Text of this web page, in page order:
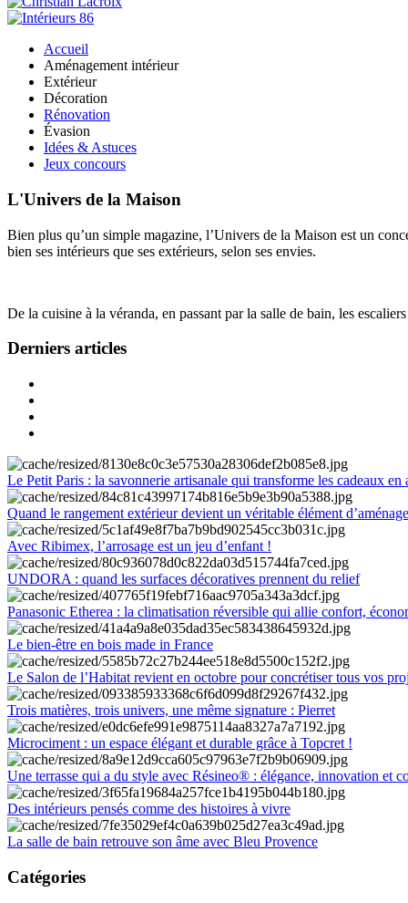
Accueil
Aménagement intérieur
Extérieur
Décoration
Rénovation
Évasion
Idées & Astuces
Jeux concours
L'Univers de la Maison
Bien plus qu’un simple magazine, l’Univers de la Maison est un
bien ses intérieurs que ses extérieurs, selon ses envies.
De la cuisine à la véranda, en passant par la salle de bain, les
Derniers articles
Le Petit Paris : la savonnerie artisanale qui transforme les cadeaux en
Quand le rangement extérieur devient un véritable élément
Avec Ribimex, l’arrosage est un jeu d’enfant !
UNDORA : quand les surfaces décoratives prennent du relief
Panasonic Etherea : la climatisation réversible qui allie confort,
Le bien-être en bois made in France
Le Salon de l’Habitat revient en octobre pour concrétiser tous vos
Trois matières, trois univers, une même signature : Pierret
Microciment : un espace élégant et durable grâce à Topcret !
Une terrasse qui a du style avec Résineo® : élégance, innovation et
Des intérieurs pensés comme des histoires à vivre
La salle de bain retrouve son âme avec Bleu Provence
Catégories